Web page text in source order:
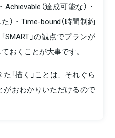
（達成可能な）・
）・Time-bound（時間制約
SMART」の観点でプランが
おくことが大事です。
「描く」ことは、それぐら
がおわかりいただけるので